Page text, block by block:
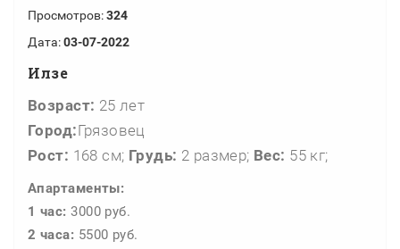
Просмотров:324
Дата:03-07-2022
Илзе
Возраст: 25 лет
Город:Грязовец
Рост: 168 см; Грудь: 2 размер; Вес: 55 кг;
Апартаменты:
1 час: 3000 руб.
2 часа: 5500 руб.